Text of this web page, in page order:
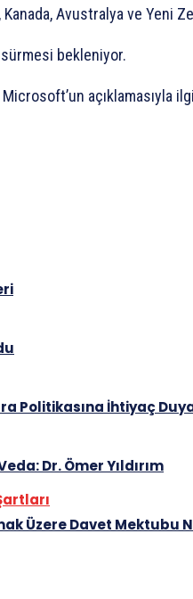
Kanada, Avustralya ve
sürmesi bekleniyor.
açıklamasıyla
Politikasına İhtiyaç
Dr. Ömer Yıldırım
Üzere Davet Mektubu